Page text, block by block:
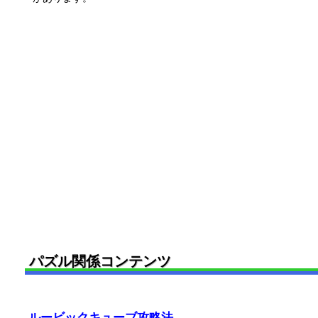
パズル関係コンテンツ